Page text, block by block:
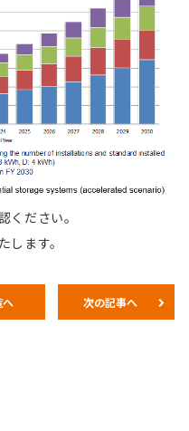
ください。
します。
へ 次の記事へ